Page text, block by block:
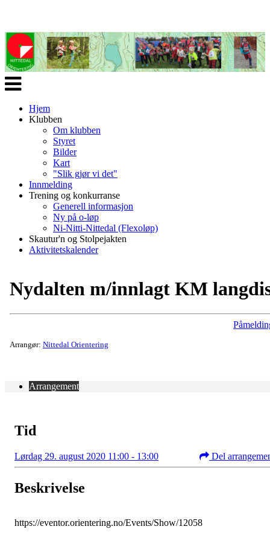
Veksle
navigasjon
Hjem
Klubben
Om klubben
Styret
Bilder
Kart
"Slik gjør vi det"
Innmelding
Trening og konkurranse
Generell informasjon
Ny på o-løp
Ni-Nitti-Nittedal (Flexoløp)
Skautur'n og Stolpejakten
Aktivitetskalender
Nydalten m/innlagt KM
Arrangør: Nittedal Orientering
Arrangement
Tid
Lørdag 29. august 2020 11:00 - 13:00 Del
Beskrivelse
https://eventor.orientering.no/Events/Show/12058